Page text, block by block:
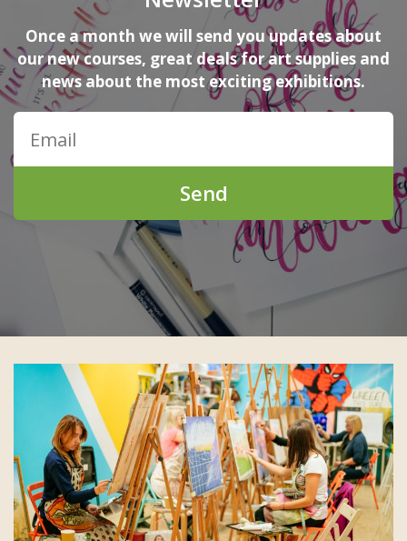
Once a month we will send you updates about
our new courses, great deals for art supplies and
news about the most exciting exhibitions.
Send